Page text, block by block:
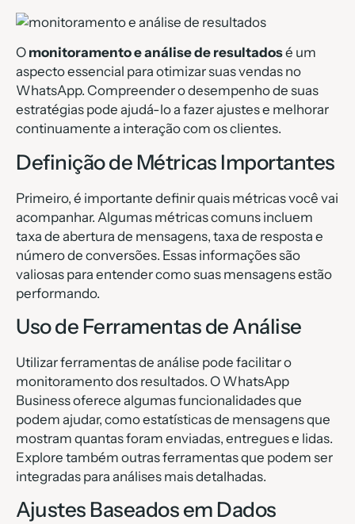
O monitoramento e análise de resultadosé um
aspecto essencial para otimizar suas vendas no
WhatsApp. Compreender o desempenho de suas
estratégias pode ajudá-lo a fazer ajustes e melhorar
continuamente a interação com os clientes.
Definição de Métricas Importantes
Primeiro, é importante definir quais métricas você vai
acompanhar. Algumas métricas comuns incluem
taxa de abertura de mensagens, taxa de resposta e
número de conversões. Essas informações são
valiosas para entender como suas mensagens estão
performando.
Uso de Ferramentas de Análise
Utilizar ferramentas de análise pode facilitar o
monitoramento dos resultados. O WhatsApp
Business oferece algumas funcionalidades que
podem ajudar, como estatísticas de mensagens que
mostram quantas foram enviadas, entregues e lidas.
Explore também outras ferramentas que podem ser
integradas para análises mais detalhadas.
Ajustes Baseados em Dados